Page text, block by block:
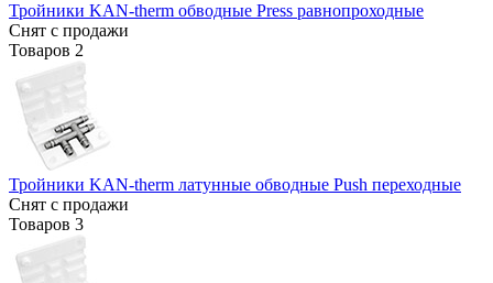
Тройники KAN-therm обводные Press равнопроходные
Снят с продажи
Товаров 2
Тройники KAN-therm латунные обводные Push переходные
Снят с продажи
Товаров 3